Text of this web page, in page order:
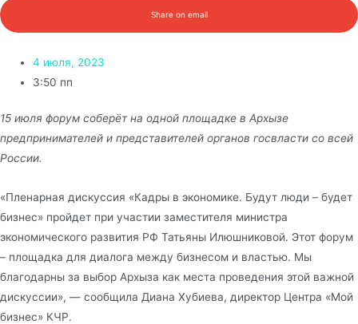
Share on email
4 июля, 2023
3:50 пп
15 июля форум соберёт на одной площадке в Архызе
предпринимателей и представителей органов госвласти со всей
России.
«Пленарная дискуссия «Кадры в экономике. Будут люди – будет
бизнес» пройдет при участии заместителя министра
экономического развития РФ Татьяны Илюшниковой. Этот форум
– площадка для диалога между бизнесом и властью. Мы
благодарны за выбор Архыза как места проведения этой важной
дискуссии», — сообщила Диана Хубиева, директор Центра «Мой
бизнес» КЧР.